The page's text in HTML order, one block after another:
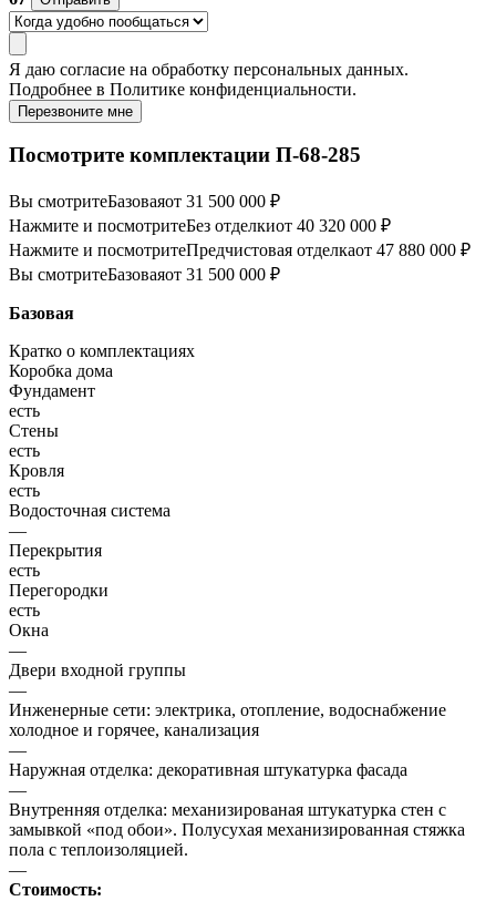
Я даю согласие на обработку персональных данных.
Подробнее в Политике конфиденциальности.
Перезвоните мне
Посмотрите комплектации П-68-285
Вы смотритеБазоваяот 31 500 000 ₽
Нажмите и посмотритеБез отделкиот 40 320 000 ₽
Нажмите и посмотритеПредчистовая отделкаот 47 880 000 ₽
Вы смотритеБазоваяот 31 500 000 ₽
Базовая
Кратко о комплектациях
Коробка дома
Фундамент
есть
Стены
есть
Кровля
есть
Водосточная система
—
Перекрытия
есть
Перегородки
есть
Окна
—
Двери входной группы
—
Инженерные сети: электрика, отопление, водоснабжение
холодное и горячее, канализация
—
Наружная отделка: декоративная штукатурка фасада
—
Внутренняя отделка: механизированая штукатурка стен с
замывкой «под обои». Полусухая механизированная стяжка
пола с теплоизоляцией.
—
Стоимость: